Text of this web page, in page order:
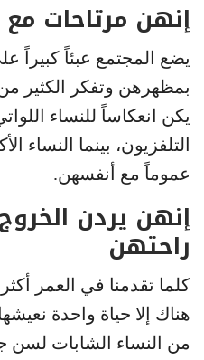
إنهن مرتاحات
يضع المجتمع عبئاً كبيراً
بمظهرهن وتفكر الكثير
يكن انعكاساً للنساء
التلفزيون، بينما النساء
عموماً مع أنفسهن.
إنهن يردن
راحتهن
كلما تقدمنا في العمر
هناك إلا حياة واحدة
من النساء الشابات لسن